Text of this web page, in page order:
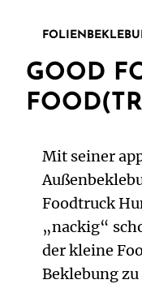
GOOD
Mit seiner
Foodtruck
„nackig“
der kleine
Beklebung